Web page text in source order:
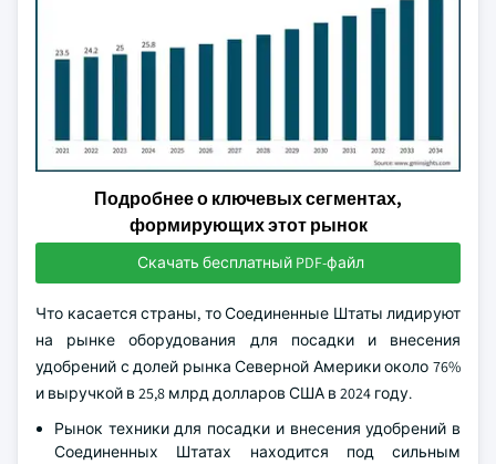
Подробнее о ключевых сегментах,
формирующих этот рынок
Скачать бесплатный PDF-файл
Что касается страны, то Соединенные Штаты лидируют
на рынке оборудования для посадки и внесения
удобрений с долей рынка Северной Америки около 76%
и выручкой в 25,8 млрд долларов США в 2024 году.
Рынок техники для посадки и внесения удобрений в
Соединенных Штатах находится под сильным